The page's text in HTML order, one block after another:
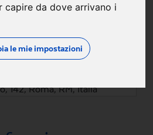
capire da dove arrivano i
le mie impostazioni
siamo
142, Roma, RM, Italia